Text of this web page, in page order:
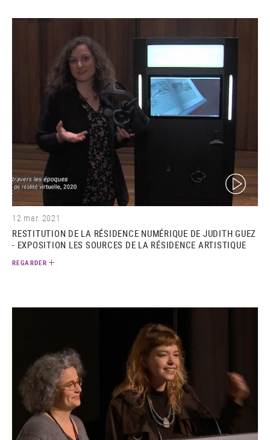
(video)
12 mar. 2021
RESTITUTION DE LA RÉSIDENCE NUMÉRIQUE DE JUDITH GUEZ
- EXPOSITION LES SOURCES DE LA RÉSIDENCE ARTISTIQUE
REGARDER